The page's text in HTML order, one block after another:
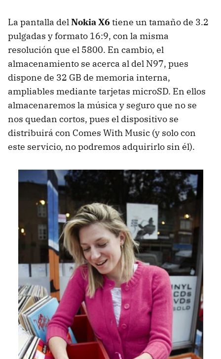
La pantalla delNokia X6 tiene un tamaño de 3.2
pulgadas y formato 16:9, con la misma
resolución que el 5800. En cambio, el
almacenamiento se acerca al del N97, pues
dispone de 32 GB de memoria interna,
ampliables mediante tarjetas microSD. En ellos
almacenaremos la música y seguro que no se
nos quedan cortos, pues el dispositivo se
distribuirá con Comes With Music (y solo con
este servicio, no podremos adquirirlo sin él).